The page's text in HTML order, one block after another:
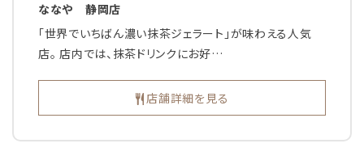
ななや 静岡店
「世界でいちばん濃い抹茶ジェラート」が味わえる人気
店。 店内では、抹茶ドリンクにお好…
店舗詳細を見る